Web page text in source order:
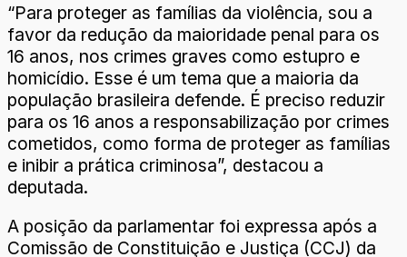
“Para proteger as famílias da violência, sou a
favor da redução da maioridade penal para os
16 anos, nos crimes graves como estupro e
homicídio. Esse é um tema que a maioria da
população brasileira defende. É preciso reduzir
para os 16 anos a responsabilização por crimes
cometidos, como forma de proteger as famílias
e inibir a prática criminosa”, destacou a
deputada.
A posição da parlamentar foi expressa após a
Comissão de Constituição e Justiça (CCJ) da